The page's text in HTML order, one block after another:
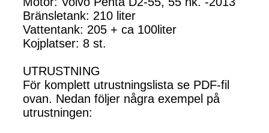
Bränsletank: 210 liter
Vattentank: 205 + ca 100liter
Kojplatser: 8 st.
UTRUSTNING
För komplett utrustningslista se PDF-fil
ovan. Nedan följer några exempel på
utrustningen: